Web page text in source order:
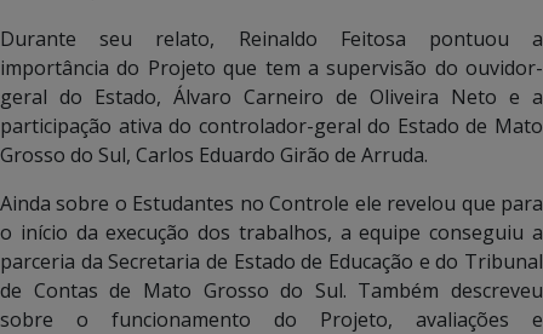
Durante seu relato, Reinaldo Feitosa pontuou a
importância do Projeto que tem a supervisão do ouvidor-
geral do Estado, Álvaro Carneiro de Oliveira Neto e a
participação ativa do controlador-geral do Estado de Mato
Grosso do Sul, Carlos Eduardo Girão de Arruda.
Ainda sobre o Estudantes no Controle ele revelou que para
o início da execução dos trabalhos, a equipe conseguiu a
parceria da Secretaria de Estado de Educação e do Tribunal
de Contas de Mato Grosso do Sul. Também descreveu
sobre o funcionamento do Projeto, avaliações e